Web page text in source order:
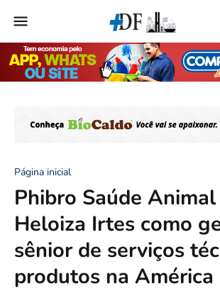
Página inicial
Phibro Saúde
Heloiza Irtes como
sênior de serviços
produtos na América